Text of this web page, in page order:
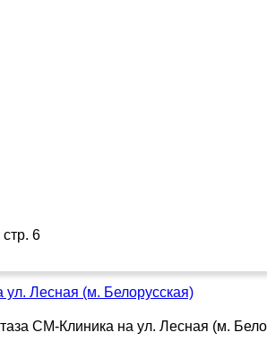
6
Лесная (м. Белорусская)